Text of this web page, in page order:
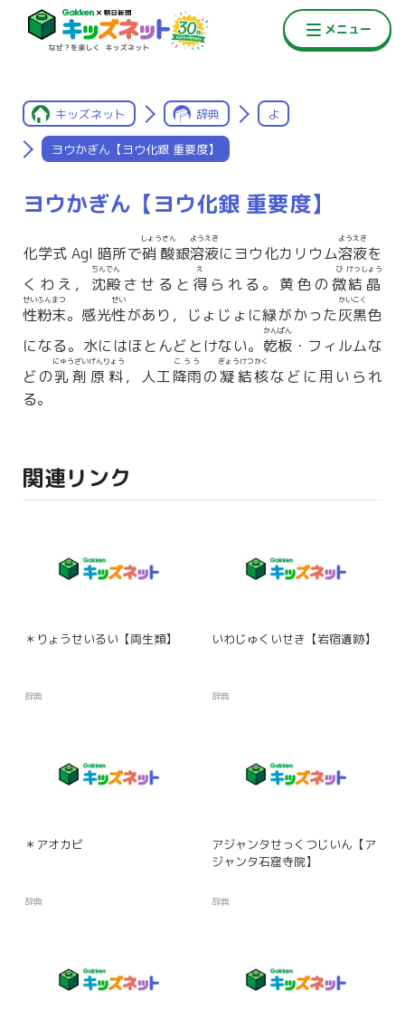
キッズネット 辞典 よ
ヨウかぎん【ヨウ化銀 重要度】
ヨウかぎん【ヨウ化銀 重要度】
化学式 AgI 暗所で硝酸
しょうさん
銀溶液
ようえき
にヨウ化カリウム溶液
ようえき
を
くわえ， 沈殿
ちんでん
させると 得
え
られる。黄色の微
び
結晶
けっしょう
性粉末
せいふんまつ
。感光性
せい
があり，じょじょに緑がかった灰黒
かいこく
色
になる。水にはほとんどとけない。 乾板
かんぱん
・フィルムな
どの乳剤原料
にゅうざいげんりょう
，人工降雨
こうう
の凝結
ぎょうけつ
核
かく
などに用いられ
る。
関連リンク
＊りょうせいるい【両生類】
辞典
いわじゅくいせき【岩宿遺跡】
辞典
＊アオカビ
辞典
アジャンタせっくつじいん【ア
ジャンタ石窟寺院】
辞典